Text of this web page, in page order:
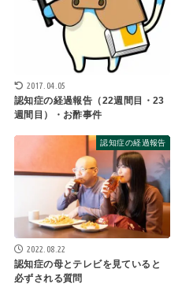
2017.04.05
認知症の経過報告（22週間目・23
週間目）・お酢事件
認知症の経過報告
2022.08.22
認知症の母とテレビを見ていると
必ずされる質問